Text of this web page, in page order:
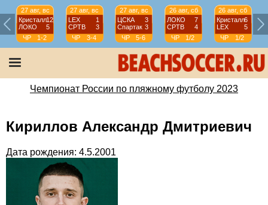
27 авг, вс
Кристалл12
ЛОКО
5
ЧР
1-2
27 авг, вс
LEX
1
СРТВ
3
ЧР
3-4
27 авг, вс
ЦСКА
3
Спартак 3
ЧР
5-6
26 авг, сб
ЛОКО
7
СРТВ
4
ЧР
1/2
26 авг, сб
Кристалл6
LEX
5
ЧР
1/2
Чемпионат России по пляжному футболу 2023
Кириллов Александр Дмитриевич
Дата рождения: 4.5.2001